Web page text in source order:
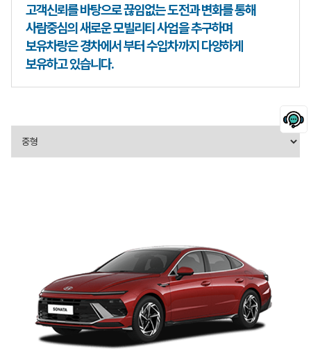
고객신뢰를 바탕으로 끊임없는 도전과 변화를 통해
사람중심의 새로운 모빌리티 사업을 추구하며
보유차랑은 경차에서 부터 수입차까지 다양하게
보유하고 있습니다.